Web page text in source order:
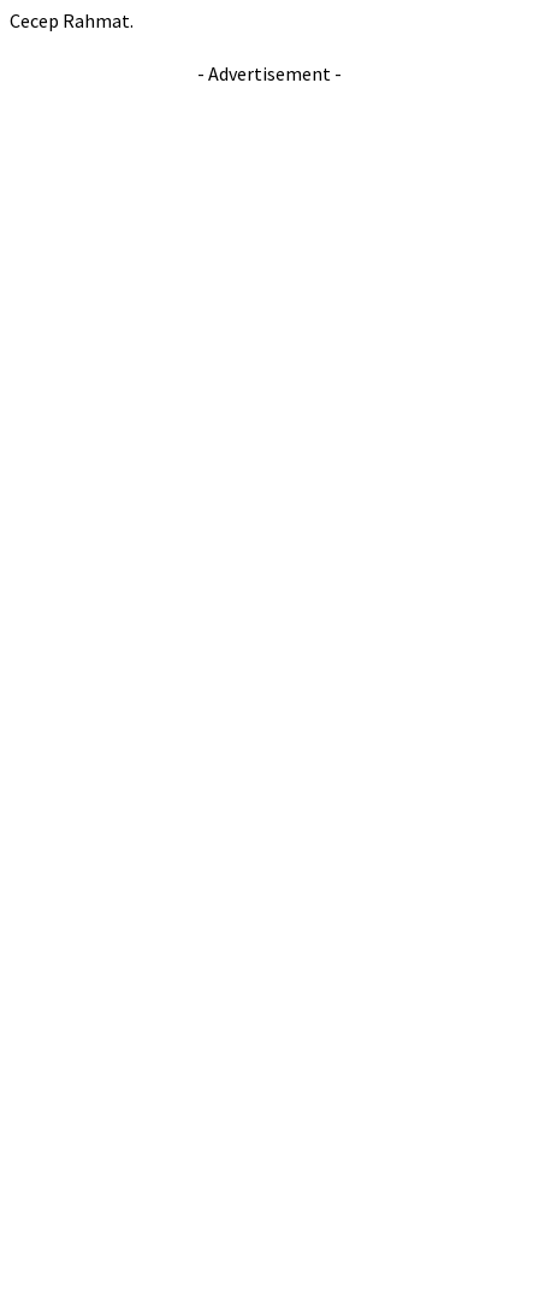
Cecep Rahmat.
- Advertisement -